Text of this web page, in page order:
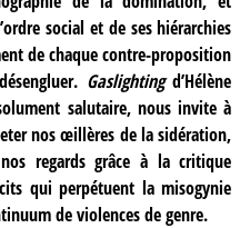
social et de ses hiérarchies
de chaque contre-proposition
Gaslightingd’Hélène
salutaire, nous invite à
nos œillères de la sidération,
regards grâce à la critique
qui perpétuent la misogynie
de violences de genre.